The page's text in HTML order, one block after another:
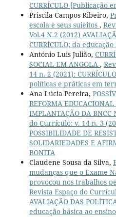
CURRÍCULO [Publicação
Priscila Campos Ribeiro,
escola e seus sujeitos ,
Vol.4 N.2 (2012)
CURRÍCULO; da
António Luis Julião,
SOCIAL EM ANGOLA ,
14 n. 2 (2021):
políticas e práticas em
Ana Lúcia Pereira,
REFORMA EDUCACIONAL
IMPLANTAÇÃO DA BNCC
do Currículo: v. 14 n. 3
POSSIBILIDADE DE
SOLIDARIEDADES E
BONITA
Claudene Sousa da Silva,
mudanças que o Exame
provocou nos trabalhos
Revista Espaço do
AVALIAÇÃO DAS
educação básica ao